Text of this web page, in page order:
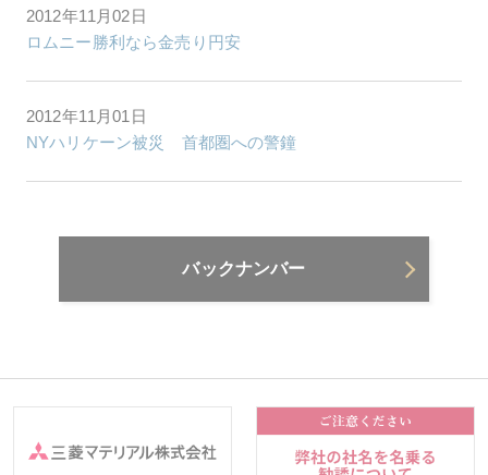
2012年11月02日
ロムニー勝利なら金売り円安
2012年11月01日
NYハリケーン被災 首都圏への警鐘
バックナンバー